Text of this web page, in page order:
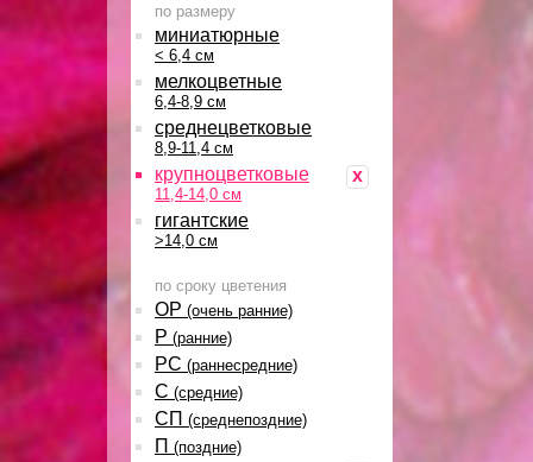
по размеру
миниатюрные
< 6,4 см
мелкоцветные
6,4-8,9 см
среднецветковые
8,9-11,4 см
x
крупноцветковые
11,4-14,0 см
гигантские
>14,0 см
по сроку цветения
ОР (очень ранние)
Р (ранние)
РС (раннесредние)
С (средние)
СП (среднепоздние)
П (поздние)